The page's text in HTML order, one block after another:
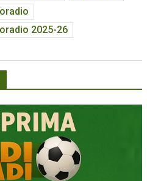
2025-26